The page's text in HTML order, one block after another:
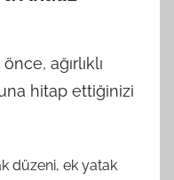
ağırlıklı
hitap ettiğinizi
düzeni, ek yatak